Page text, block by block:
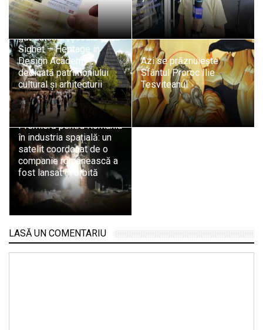
Sighetu Marmației
găzduiește „Școala de la
Sighet – Heritage in
Design Academy”,
dedicată patrimoniului
cultural și arhitecturii
Azi se prăznuiește
Sfântul Proroc Ilie
Tesviteanul
Premieră pentru România
în industria spațială: un
satelit coordonat de o
companie românească a
fost lansat în orbită
LASĂ UN COMENTARIU